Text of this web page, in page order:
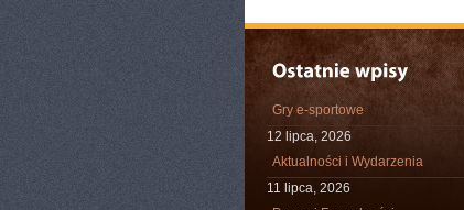
Gry e-sportowe
12 lipca, 2026
Aktualności i Wydarzenia
11 lipca, 2026